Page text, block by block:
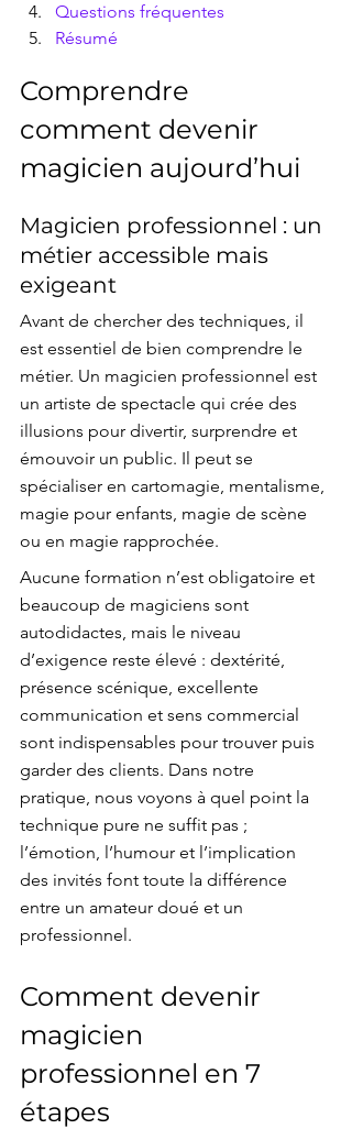
Questions fréquentes
Résumé
Comprendre
comment devenir
magicien aujourd’hui
Magicien professionnel : un
métier accessible mais
exigeant
Avant de chercher des techniques, il
est essentiel de bien comprendre le
métier. Un magicien professionnel est
un artiste de spectacle qui crée des
illusions pour divertir, surprendre et
émouvoir un public. Il peut se
spécialiser en cartomagie, mentalisme,
magie pour enfants, magie de scène
ou en magie rapprochée.
Aucune formation n’est obligatoire et
beaucoup de magiciens sont
autodidactes, mais le niveau
d’exigence reste élevé : dextérité,
présence scénique, excellente
communication et sens commercial
sont indispensables pour trouver puis
garder des clients. Dans notre
pratique, nous voyons à quel point la
technique pure ne suffit pas ;
l’émotion, l’humour et l’implication
des invités font toute la différence
entre un amateur doué et un
professionnel.
Comment devenir
magicien
professionnel en 7
étapes